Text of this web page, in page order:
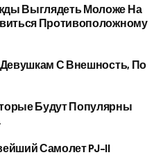
Выглядеть Моложе На
Противоположному
С Внешность, По
Будут Популярны
Самолет PJ–II